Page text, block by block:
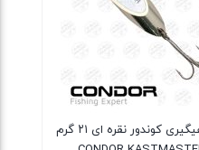
قاشقک ماهیگیری کوندور نقره ای ۲۱ گرم